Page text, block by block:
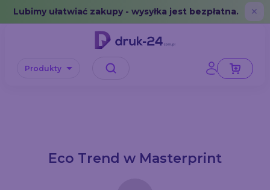
Error: No data in cache or invalid format
Lubimy ułatwiać zakupy - wysyłka jest bezpłatna. ✕
Produkty
Eco Trend w Masterprint